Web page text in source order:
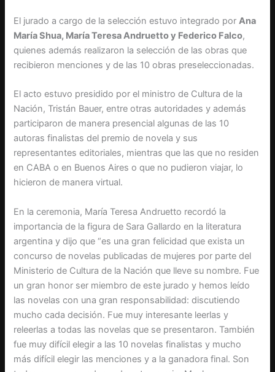
El jurado a cargo de la selección estuvo integrado porAna
María Shua, María Teresa Andruetto y Federico Falco,
quienes además realizaron la selección de las obras que
recibieron menciones y de las 10 obras preseleccionadas.
El acto estuvo presidido por el ministro de Cultura de la
Nación, Tristán Bauer, entre otras autoridades y además
participaron de manera presencial algunas de las 10
autoras finalistas del premio de novela y sus
representantes editoriales, mientras que las que no residen
en CABA o en Buenos Aires o que no pudieron viajar, lo
hicieron de manera virtual.
En la ceremonia, María Teresa Andruetto recordó la
importancia de la figura de Sara Gallardo en la literatura
argentina y dijo que “es una gran felicidad que exista un
concurso de novelas publicadas de mujeres por parte del
Ministerio de Cultura de la Nación que lleve su nombre. Fue
un gran honor ser miembro de este jurado y hemos leído
las novelas con una gran responsabilidad: discutiendo
mucho cada decisión. Fue muy interesante leerlas y
releerlas a todas las novelas que se presentaron. También
fue muy difícil elegir a las 10 novelas finalistas y mucho
más difícil elegir las menciones y a la ganadora final. Son